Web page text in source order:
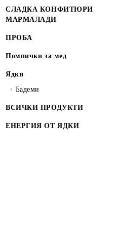
СЛАДКА КОНФИТЮРИ
МАРМАЛАДИ
ПРОБА
Помпички за мед
Ядки
Бадеми
ВСИЧКИ ПРОДУКТИ
ЕНЕРГИЯ ОТ ЯДКИ